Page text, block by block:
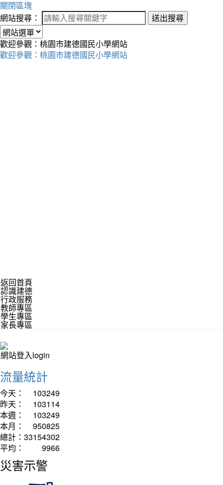
關閉區塊
網站搜尋：
送出搜尋
歡迎參觀：桃園市建德國民小學網站
歡迎參觀：桃園市建德國民小學網站
返回首頁
認識建德
行政服務
教師專區
學生專區
家長專區
網站登入login
流量統計
今天：
103249
昨天：
103114
本週：
103249
本月：
950825
總計： 33154302
平均：
9966
災害示警